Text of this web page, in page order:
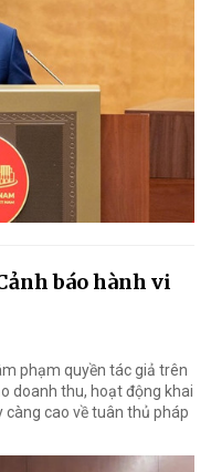
báo hành vi
phạm quyền tác giả trên
doanh thu, hoạt động khai
cao về tuân thủ pháp